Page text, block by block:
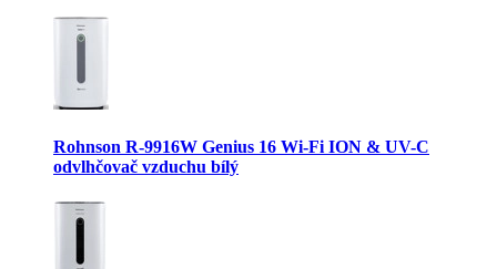
Rohnson R-9916W Genius 16 Wi-Fi ION & UV-C
odvlhčovač vzduchu bílý